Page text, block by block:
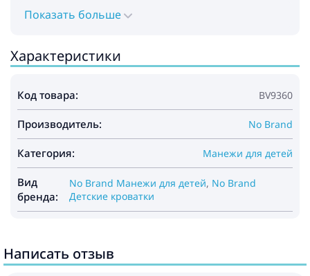
- Размер в сложенном состоянии в сумке: 49 x 60 x
- Размер упаковки: 49 x 60 x 14 см
- Вес манежа: 5 кг
Сумка и матрас в комплекте
Показать больше
Характеристики
Код товара: BV9360
Производитель: No Brand
Категория: Манежи для детей
Вид
бренда:
No Brand Манежи для детей, No Brand
Детские кроватки
Написать отзыв